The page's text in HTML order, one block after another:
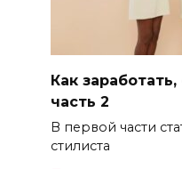
Как
часть 2
В первой части
стилиста